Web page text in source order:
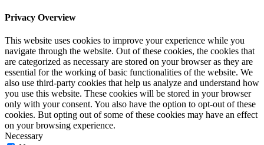
Privacy Overview
This website uses cookies to improve your experience while you
navigate through the website. Out of these cookies, the cookies that
are categorized as necessary are stored on your browser as they are
essential for the working of basic functionalities of the website. We
also use third-party cookies that help us analyze and understand how
you use this website. These cookies will be stored in your browser
only with your consent. You also have the option to opt-out of these
cookies. But opting out of some of these cookies may have an effect
on your browsing experience.
Necessary